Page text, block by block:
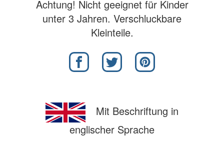
Achtung! Nicht geeignet für Kinder
unter 3 Jahren. Verschluckbare
Kleinteile.
Mit Beschriftung in
englischer Sprache